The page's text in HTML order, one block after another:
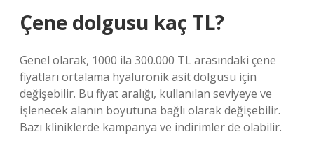
Çene dolgusu kaç TL?
Genel olarak, 1000 ila 300.000 TL arasındaki çene
fiyatları ortalama hyaluronik asit dolgusu için
değişebilir. Bu fiyat aralığı, kullanılan seviyeye ve
işlenecek alanın boyutuna bağlı olarak değişebilir.
Bazı kliniklerde kampanya ve indirimler de olabilir.